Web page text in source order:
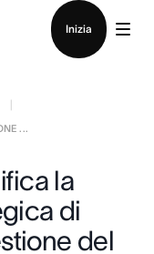
Inizia
...
la
di
del